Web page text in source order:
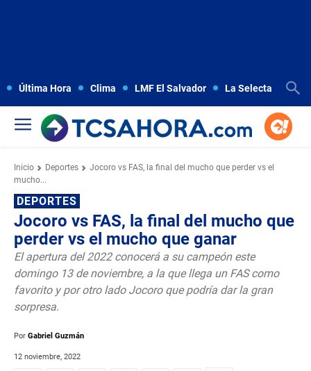
Última Hora Clima LMF El Salvador La Selecta
Inicio Deportes
Jocoro vs FAS, la final del mucho que perder vs el
mucho...
DEPORTES
Jocoro vs FAS, la final del mucho que
perder vs el mucho que ganar
El apertura del 2022 conocerá a su campeón este
domingo 13 de noviembre, a la que llega un FAS como
favorito y por otro lado Jocoro que podría dar la gran
sorpresa.
Por Gabriel Guzmán
12 noviembre, 2022